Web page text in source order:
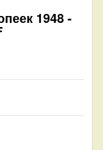
1948 -